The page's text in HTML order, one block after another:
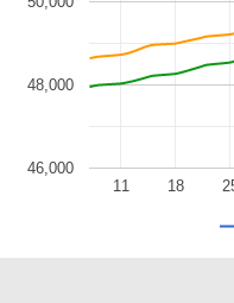
11 18
46,000
48,000